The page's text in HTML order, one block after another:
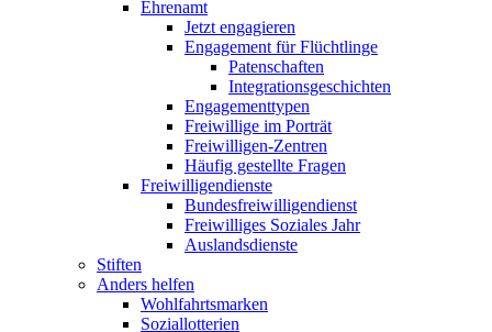
Ehrenamt
Jetzt engagieren
Engagement für Flüchtlinge
Patenschaften
Integrationsgeschichten
Engagementtypen
Freiwillige im Porträt
Freiwilligen-Zentren
Häufig gestellte Fragen
Freiwilligendienste
Bundesfreiwilligendienst
Freiwilliges Soziales Jahr
Auslandsdienste
Stiften
Anders helfen
Wohlfahrtsmarken
Soziallotterien